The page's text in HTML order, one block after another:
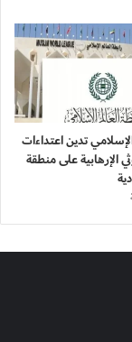
تدين اعتداءات
الإرهابية على منطقة